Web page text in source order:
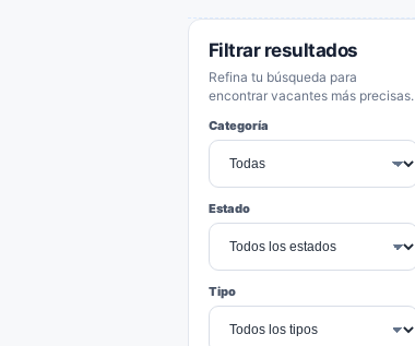
Filtrar resultados
Refina tu búsqueda para
encontrar vacantes más precisas.
Categoría
Estado
Tipo